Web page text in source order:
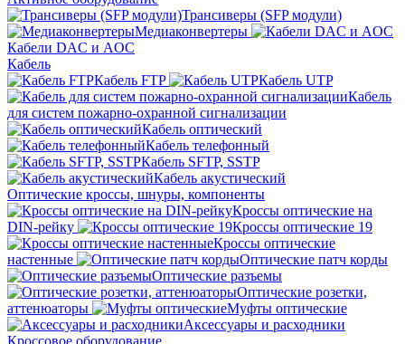
Трансиверы (SFP модули)
Медиаконвертеры
Кабели DAC и AOC
Кабель
Кабель FTP
Кабель UTP
Кабель
для систем пожарно-охранной сигнализации
Кабель оптический
Кабель телефонный
Кабель SFTP, SSTP
Кабель акустический
Оптические кроссы, шнуры, компоненты
Кроссы оптические на
DIN-рейку
Кроссы оптические 19
Кроссы оптические
настенные
Оптические патч корды
Оптические разъемы
Оптические розетки,
аттенюаторы
Муфты оптические
Аксессуары и расходники
Кроссовое оборудование